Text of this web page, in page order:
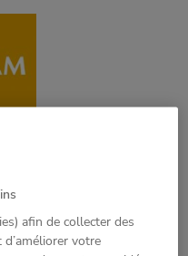
afin de collecter des
votre